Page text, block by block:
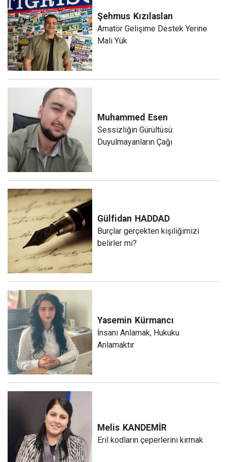
Şehmus Kızılaslan
Amatör Gelişime Destek Yerine
Mali Yük
Muhammed Esen
Sessizliğin Gürültüsü:
Duyulmayanların Çağı
Gülfidan HADDAD
Burçlar gerçekten kişiliğimizi
belirler mi?
Yasemin Kürmancı
İnsanı Anlamak, Hukuku
Anlamaktır
Melis KANDEMİR
Eril kodların çeperlerini kırmak